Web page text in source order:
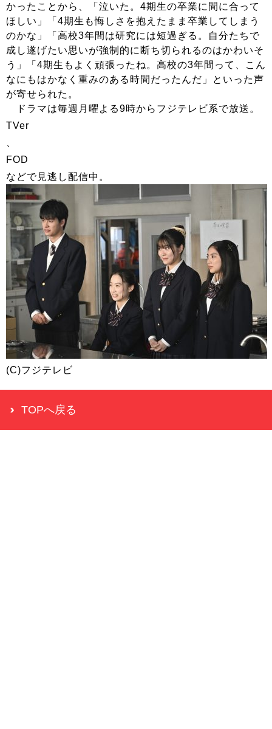
かったことから、「泣いた。4期生の卒業に間に合って
ほしい」「4期生も悔しさを抱えたまま卒業してしまう
のかな」「高校3年間は研究には短過ぎる。自分たちで
成し遂げたい思いが強制的に断ち切られるのはかわいそ
う」「4期生もよく頑張ったね。高校の3年間って、こん
なにもはかなく重みのある時間だったんだ」といった声
が寄せられた。
ドラマは毎週月曜よる9時からフジテレビ系で放送。
TVer
FOD
などで見逃し配信中。
(C)フジテレビ
TOPへ戻る